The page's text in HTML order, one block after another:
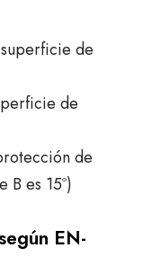
de
de
de
B es 15º)
EN-